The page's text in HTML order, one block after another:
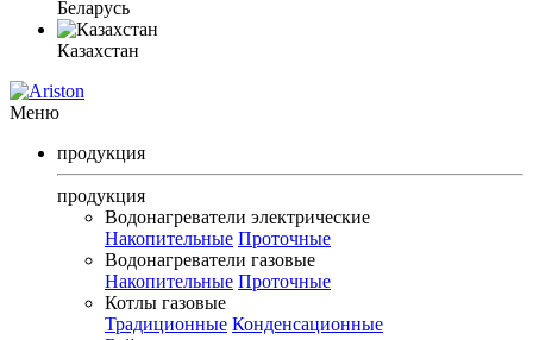
Беларусь
Казахстан
Меню
продукция
продукция
Водонагреватели электрические
Накопительные Проточные
Водонагреватели газовые
Накопительные Проточные
Котлы газовые
Традиционные Конденсационные